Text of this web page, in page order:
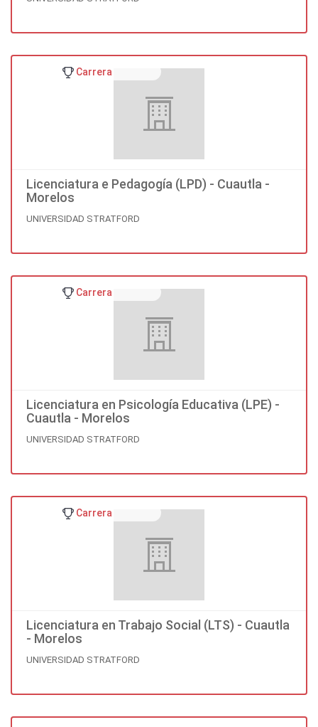
Licenciatura e Pedagogía (LPD) - Cuautla -
Morelos
UNIVERSIDAD STRATFORD
Carrera
Licenciatura en Psicología Educativa (LPE) -
Cuautla - Morelos
UNIVERSIDAD STRATFORD
Carrera
Licenciatura en Trabajo Social (LTS) - Cuautla
- Morelos
UNIVERSIDAD STRATFORD
Carrera